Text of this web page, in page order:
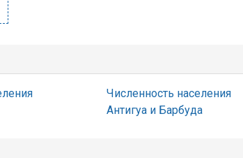
Численность населения
Антигуа и Барбуда